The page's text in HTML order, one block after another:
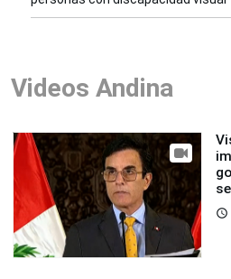
Videos Andina
access_time